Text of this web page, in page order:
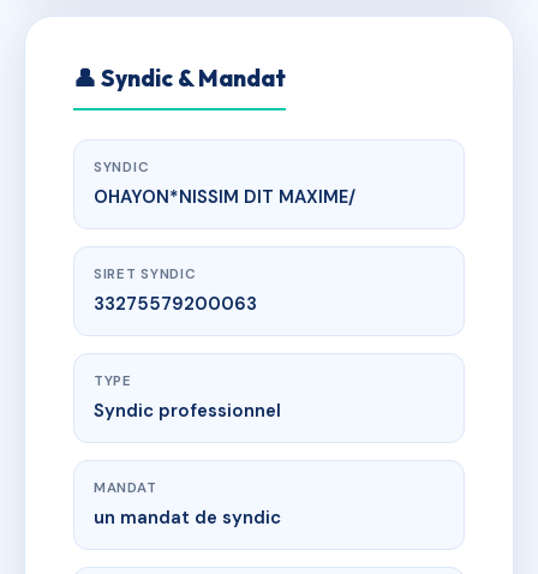
👤 Syndic & Mandat
SYNDIC
OHAYON*NISSIM DIT MAXIME/
SIRET SYNDIC
33275579200063
TYPE
Syndic professionnel
MANDAT
un mandat de syndic